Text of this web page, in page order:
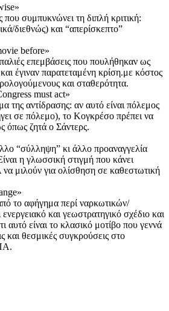
συμπυκνώνει τη διπλή κριτική:
διεθνώς) και “απερίσκεπτο”
before»
επεμβάσεις που πουλήθηκαν ως
έγιναν παρατεταμένη κρίση.με κόστος
και σταθερότητα.
must act»
της αντίδρασης: αν αυτό είναι πόλεμος
σε πόλεμο), το Κογκρέσο πρέπει να
όπως ζητά ο Σάντερς.
“σύλληψη” κι άλλο προαναγγελία
η γλωσσική στιγμή που κάνει
μιλούν για ολίσθηση σε καθεστωτική
το αφήγημα περί ναρκωτικών/
και γεωστρατηγικό σχέδιο και
αυτό είναι το κλασικό μοτίβο που γεννά
και θεσμικές συγκρούσεις στο